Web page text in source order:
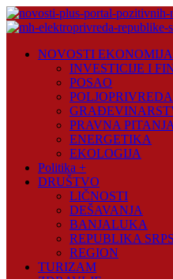
Skip
to
Plus
NOVOSTI EKONOMIJA
INVESTICIJE I
POSAO
POLJOPRIVREDA
PRAVNA PITANJA
ENERGETIKA
EKOLOGIJA
Politika +
DRUŠTVO
LIČNOSTI
DEŠAVANJA
BANJALUKA
REPUBLIKA
REGION
TURIZAM